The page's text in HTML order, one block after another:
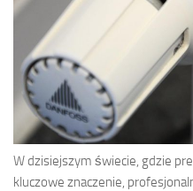
W dzisiejszym świecie, gdzie
kluczowe znaczenie,